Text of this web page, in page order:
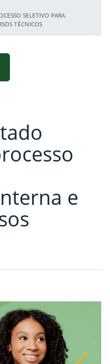
SELETIVO PARA
TÉCNICOS
e